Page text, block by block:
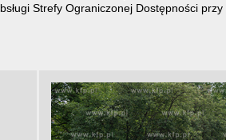
Strefy Ograniczonej Dostępności